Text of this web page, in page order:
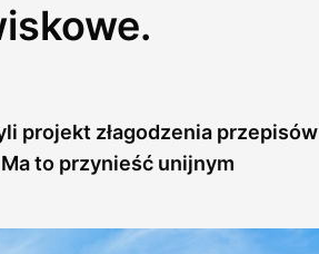
projekt złagodzenia przepisów
to przynieść unijnym